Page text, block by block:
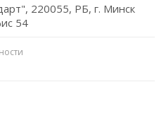
220055, РБ, г. Минск
54